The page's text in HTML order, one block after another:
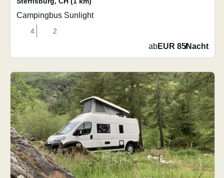
Campingbus Sunlight
4 2
abEUR 85/Nacht